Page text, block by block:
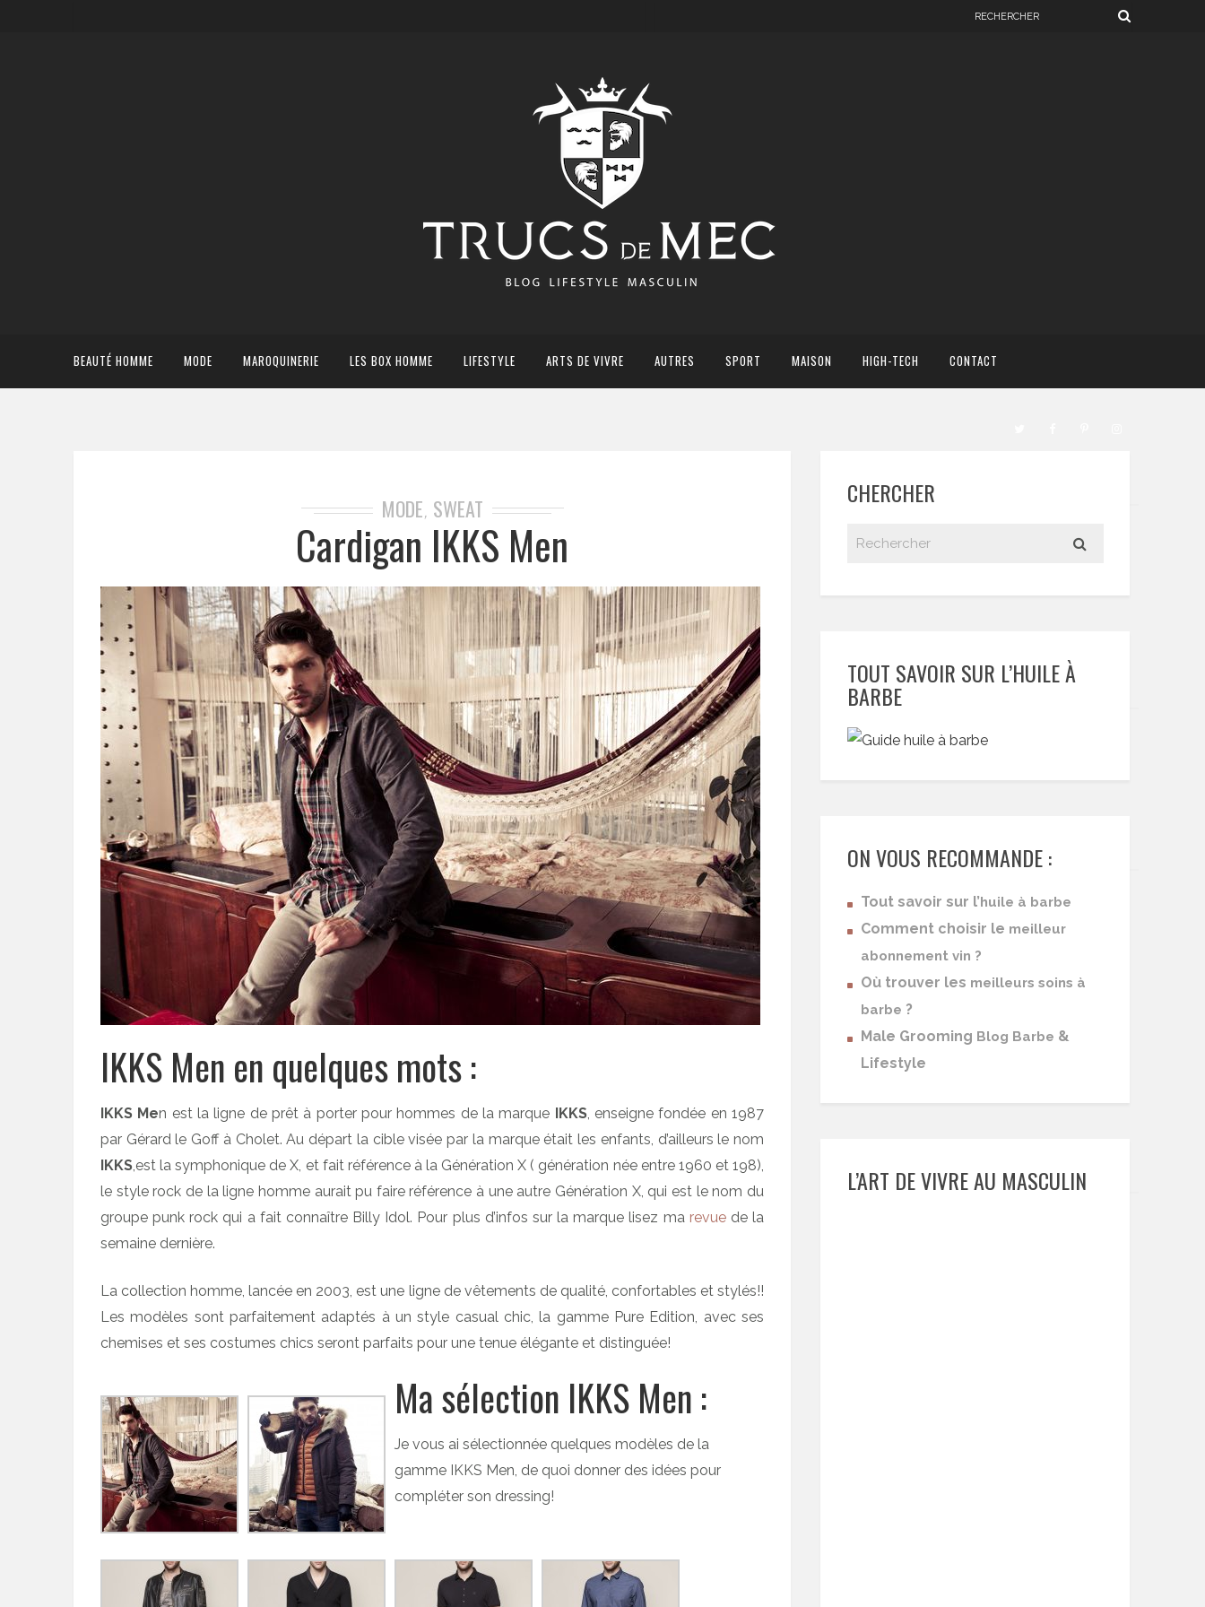
BEAUTÉ HOMME MODE MAROQUINERIE LES BOX HOMME LIFESTYLE ARTS DE VIVRE AUTRES SPORT MAISON HIGH-TECH CONTACT
MODE, SWEAT
Cardigan IKKS Men
IKKS Men en quelques mots :
IKKS Men est la ligne de prêt à porter pour hommes de la marque IKKS, enseigne fondée en 1987
par Gérard le Goff à Cholet. Au départ la cible visée par la marque était les enfants, d’ailleurs le nom
IKKS,est la symphonique de X, et fait référence à la Génération X ( génération née entre 1960 et 198),
le style rock de la ligne homme aurait pu faire référence à une autre Génération X, qui est le nom du
groupe punk rock qui a fait connaître Billy Idol. Pour plus d’infos sur la marque lisez ma revuede la
semaine dernière.
La collection homme, lancée en 2003, est une ligne de vêtements de qualité, confortables et stylés!!
Les modèles sont parfaitement adaptés à un style casual chic, la gamme Pure Edition, avec ses
chemises et ses costumes chics seront parfaits pour une tenue élégante et distinguée!
Ma sélection IKKS Men :
Je vous ai sélectionnée quelques modèles de la
gamme IKKS Men, de quoi donner des idées pour
compléter son dressing!
CHERCHER
TOUT SAVOIR SUR L’HUILE À
BARBE
ON VOUS RECOMMANDE :
Tout savoir sur l’huile à barbe
Comment choisir le meilleur
abonnement vin ?
Où trouver les meilleurs soins à
barbe ?
Male Grooming Blog Barbe &
Lifestyle
L’ART DE VIVRE AU MASCULIN